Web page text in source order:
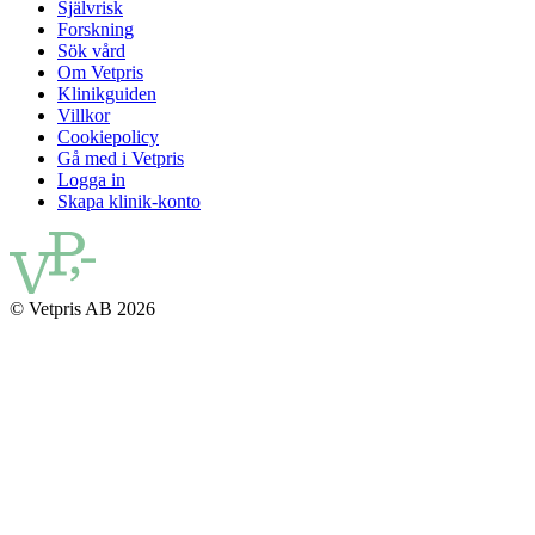
Självrisk
Forskning
Sök vård
Om Vetpris
Klinikguiden
Villkor
Cookiepolicy
Gå med i Vetpris
Logga in
Skapa klinik-konto
© Vetpris AB 2026